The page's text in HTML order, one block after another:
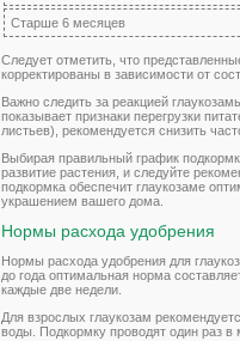
Старше 6 месяцев
Следует отметить, что
корректированы в зависимости от
Важно следить за реакцией
показывает признаки перегрузки
листьев), рекомендуется снизить
Выбирая правильный график
развитие растения, и следуйте
подкормка обеспечит глаукозаме
украшением вашего дома.
Нормы расхода удобрения
Нормы расхода удобрения для
до года оптимальная норма
каждые две недели.
Для взрослых глаукозам
воды. Подкормку проводят один раз в